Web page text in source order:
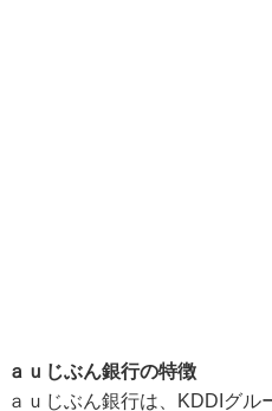
ａｕじぶん銀行の特徴
ａｕじぶん銀行は、KDDIグル